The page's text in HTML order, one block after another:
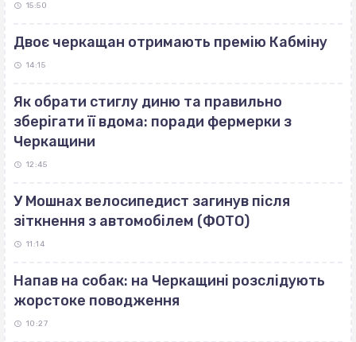
15:50
Двоє черкащан отримають премію Кабміну
14:15
Як обрати стиглу диню та правильно
зберігати її вдома: поради фермерки з
Черкащини
12:45
У Мошнах велосипедист загинув після
зіткнення з автомобілем (ФОТО)
11:14
Напав на собак: на Черкащині розслідують
жорстоке поводження
10:27